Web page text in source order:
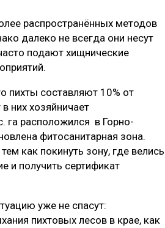
распространённых методов
далеко не всегда они несут
подают хищнические
пихты составляют 10% от
них хозяйничает
га расположился в Горно-
фитосанитарная зона.
как покинуть зону, где велись
и получить сертификат
уже не спасут:
пихтовых лесов в крае, как